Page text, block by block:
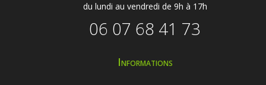
du lundi au vendredi de 9h à 17h
06 07 68 41 73
Informations